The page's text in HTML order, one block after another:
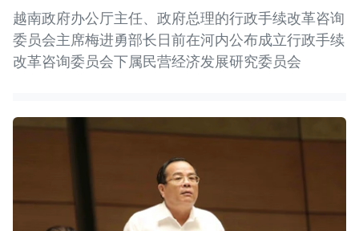
越南政府办公厅主任、政府总理的行政手续改革咨询
委员会主席梅进勇部长日前在河内公布成立行政手续
改革咨询委员会下属民营经济发展研究委员会